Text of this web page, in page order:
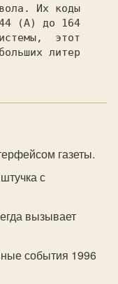
газеты.
с
вызывает
события 1996